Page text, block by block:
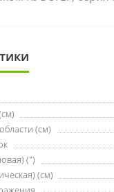
(см)
(")
(см)